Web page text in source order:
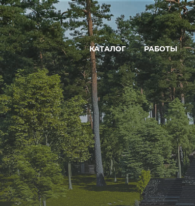
КАТАЛОГ
ДОМ
БАНЯ
ГОСТЕВОЙ ДОМ-БАНЯ
ГОСТИНИЦА
КОММЕРЧЕСКАЯ БАНЯ
РЕСТОРАН
РАБОТЫ